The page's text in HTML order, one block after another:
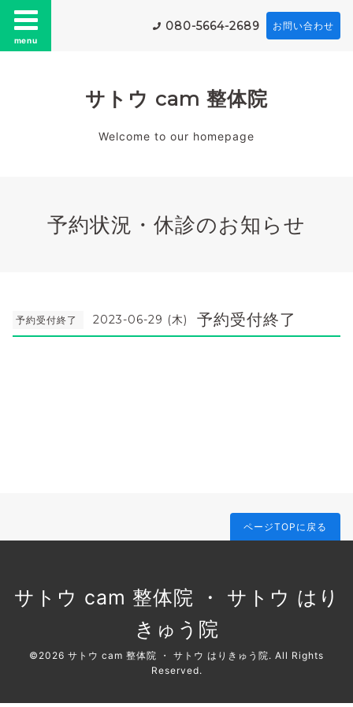
menu
080-5664-2689 お問い合わせ
サトウ cam 整体院
Welcome to our homepage
予約状況・休診のお知らせ
予約受付終了 2023-06-29 (木) 予約受付終了
ページTOPに戻る
サトウ cam 整体院 ・ サトウ はり
きゅう院
©2026 サトウ cam 整体院 ・ サトウ はりきゅう院. All Rights
Reserved.